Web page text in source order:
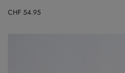
CHF 54.95